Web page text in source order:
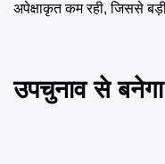
अपेक्षाकृत कम रही, जिससे बड़ी
उपचुनाव से बनेगा